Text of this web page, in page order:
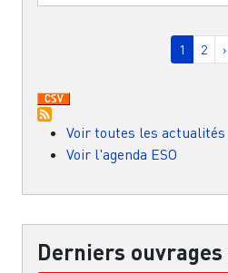
Page
1 Page
2 ›
Voir toutes les actualités
Voir l'agenda ESO
Derniers